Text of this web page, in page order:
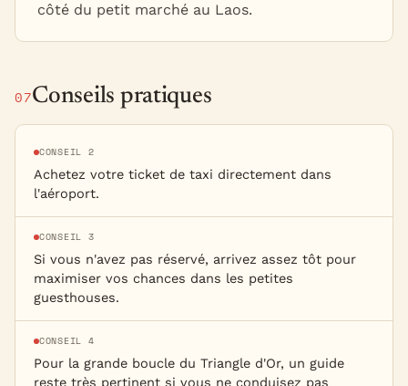
côté du petit marché au Laos.
07Conseils pratiques
CONSEIL 2
Achetez votre ticket de taxi directement dans
l'aéroport.
CONSEIL 3
Si vous n'avez pas réservé, arrivez assez tôt pour
maximiser vos chances dans les petites
guesthouses.
CONSEIL 4
Pour la grande boucle du Triangle d'Or, un guide